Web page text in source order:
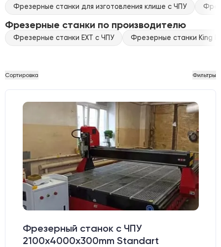
Фрезерные станки для изготовления клише с ЧПУ
Фрезерные станки по производителю
Фрезерные станки EXT с ЧПУ Фрезерные станки King
Сортировка Фильтры
Фрезерный станок с ЧПУ
2100x4000x300mm Standart